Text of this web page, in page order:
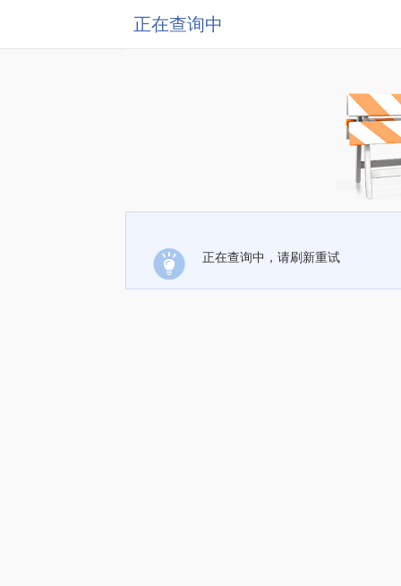
正在查询中
正在查询中，请刷新重试